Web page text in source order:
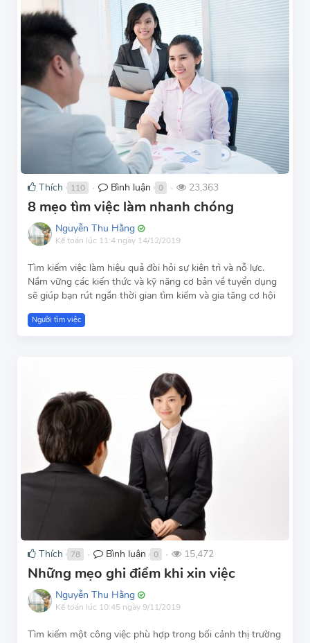
Thích 110 ● Bình luận 0 ● 23,363
8 mẹo tìm việc làm nhanh chóng
Nguyễn Thu Hằng
Kế toán lúc 11:4 ngày 14/12/2019
Tìm kiếm việc làm hiệu quả đòi hỏi sự kiên trì và nỗ lực.
Nắm vững các kiến thức và kỹ năng cơ bản về tuyển dụng
sẽ giúp bạn rút ngắn thời gian tìm kiếm và gia tăng cơ hội
Người tìm việc
Thích 78 ● Bình luận 0 ● 15,472
Những mẹo ghi điểm khi xin việc
Nguyễn Thu Hằng
Kế toán lúc 10:45 ngày 9/11/2019
Tìm kiếm một công việc phù hợp trong bối cảnh thị trường